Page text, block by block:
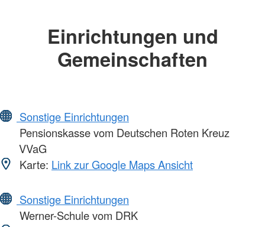
Einrichtungen und
Gemeinschaften
Sonstige Einrichtungen
Pensionskasse vom Deutschen Roten Kreuz
VVaG
Karte: Link zur Google Maps Ansicht
Sonstige Einrichtungen
Werner-Schule vom DRK